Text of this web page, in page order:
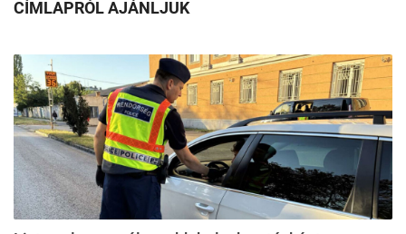
CÍMLAPRÓL AJÁNLJUK